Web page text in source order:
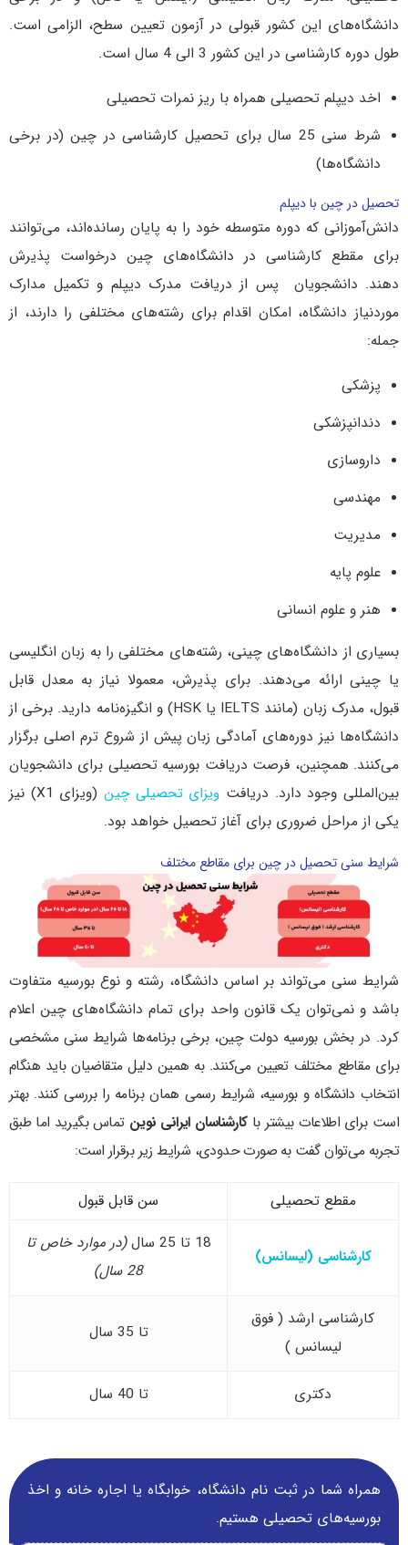
دانشگاه‌های این کشور قبولی در آزمون تعیین سطح، الزامی است.
طول دوره کارشناسی در این کشور 3 الی 4 سال است.
اخد دیپلم تحصیلی همراه با ریز نمرات تحصیلی
شرط سنی 25 سال برای تحصیل کارشناسی در چین (در برخی
دانشگاه‌ها)
تحصیل در چین با دیپلم
دانش‌آموزانی که دوره متوسطه خود را به پایان رسانده‌اند، می‌توانند
برای مقطع کارشناسی در دانشگاه‌های چین درخواست پذیرش
دهند. دانشجویان پس از دریافت مدرک دیپلم و تکمیل مدارک
موردنیاز دانشگاه، امکان اقدام برای رشته‌های مختلفی را دارند، از
جمله:
پزشکی
دندانپزشکی
داروسازی
مهندسی
مدیریت
علوم پایه
هنر و علوم انسانی
بسیاری از دانشگاه‌های چینی، رشته‌های مختلفی را به زبان انگلیسی
یا چینی ارائه می‌دهند. برای پذیرش، معمولا نیاز به معدل قابل
قبول، مدرک زبان (مانند IELTS یا HSK) و انگیزه‌نامه دارید. برخی از
دانشگاه‌ها نیز دوره‌های آمادگی زبان پیش از شروع ترم اصلی برگزار
می‌کنند. همچنین، فرصت دریافت بورسیه تحصیلی برای دانشجویان
بین‌المللی وجود دارد. دریافت ویزای تحصیلی چین
(ویزای X1) نیز
یکی از مراحل ضروری برای آغاز تحصیل خواهد بود.
شرایط سنی تحصیل در چین برای مقاطع مختلف
شرایط سنی می‌تواند بر اساس دانشگاه، رشته و نوع بورسیه متفاوت
باشد و نمی‌توان یک قانون واحد برای تمام دانشگاه‌های چین اعلام
کرد. در بخش بورسیه دولت چین، برخی برنامه‌ها شرایط سنی مشخصی
برای مقاطع مختلف تعیین می‌کنند. به همین دلیل متقاضیان باید هنگام
انتخاب دانشگاه و بورسیه، شرایط رسمی همان برنامه را بررسی کنند. بهتر
استبرای اطلاعات بیشتر باکارشناسان ایرانی نوینتماس بگیرید اما طبق
تجربه می‌توان گفت به صورت حدودی، شرایط زیر برقرار است:
مقطع تحصیلی سن قابل قبول
کارشناسی (لیسانس)
18 تا 25 سال
(در موارد خاص تا
28 سال)
کارشناسی ارشد ( فوق
لیسانس )
تا 35 سال
دکتری تا 40 سال
همراه شما در ثبت نام دانشگاه‌، خوابگاه یا اجاره خانه و اخذ
بورسیه‌های تحصیلی هستیم.